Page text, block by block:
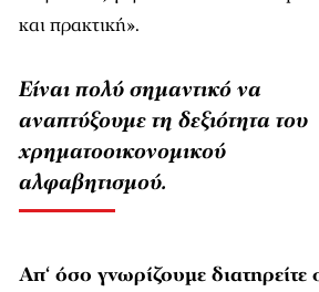
και πρακτική».
Είναι πολύ σημαντικό να
αναπτύξουμε τη δεξιότητα του
χρηματοοικονομικού
αλφαβητισμού.
Απ‘ όσο γνωρίζουμε διατηρείτε